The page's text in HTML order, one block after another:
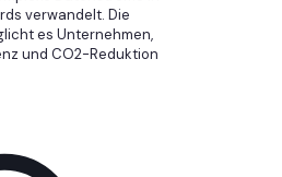
verwandelt. Die
es Unternehmen,
und CO2-Reduktion